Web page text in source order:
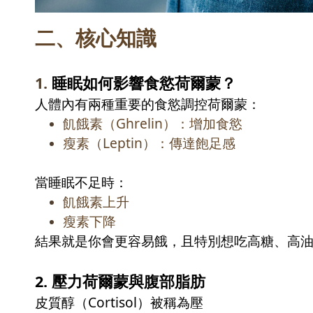
二、核心知識
1. 睡眠如何影響食慾荷爾蒙？
人體內有兩種重要的食慾調控荷爾蒙：
飢餓素（Ghrelin）：增加食慾
瘦素（Leptin）：傳達飽足感
當睡眠不足時：
飢餓素上升
瘦素下降
結果就是你會更容易餓，且特別想吃高糖、高
2. 壓力荷爾蒙與腹部脂肪
皮質醇（Cortisol）被稱為壓